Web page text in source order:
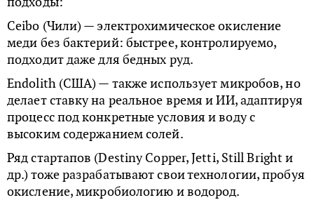
Ceibo (Чили) — электрохимическое окисление
меди без бактерий: быстрее, контролируемо,
подходит даже для бедных руд.
Endolith (США) — также использует микробов, но
делает ставку на реальное время и ИИ, адаптируя
процесс под конкретные условия и воду с
высоким содержанием солей.
Ряд стартапов (Destiny Copper, Jetti, Still Bright и
др.) тоже разрабатывают свои технологии, пробуя
окисление, микробиологию и водород.